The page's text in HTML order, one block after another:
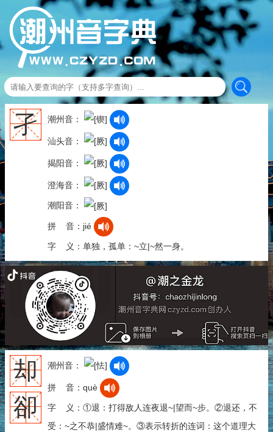
孑 潮州音：
汕头音：
揭阳音：
澄海音：
潮阳音：
拼 音：jié
字 义：单独，孤单：~立|~然一身。
却
卻
潮州音：
拼 音：què
字 义：①退：打得敌人连夜退~|望而~步。②退还，不
受：~之不恭|盛情难~。③表示转折的连词：这个道理大